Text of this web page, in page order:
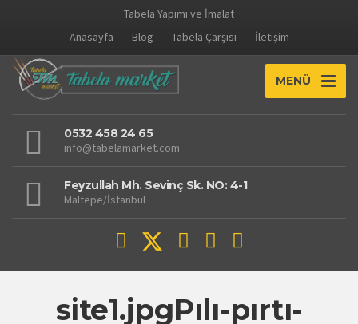
Tabela Yapımı ve İmalat
Anasayfa
Blog Tabela Çarşısı İletişim
MENÜ
0532 458 24 65
info@tabelamarket.com
Feyzullah Mh. Sevinç Sk. NO: 4-1
Maltepe/İstanbul
site1.jpgPılı-pırtı-